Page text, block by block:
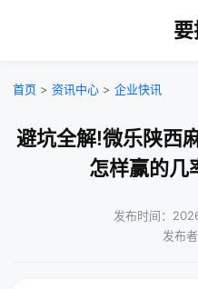
要
首页 > 资讯中心 > 企业快讯
避坑全解!微乐陕西
怎样赢的几
发布时间：
发布